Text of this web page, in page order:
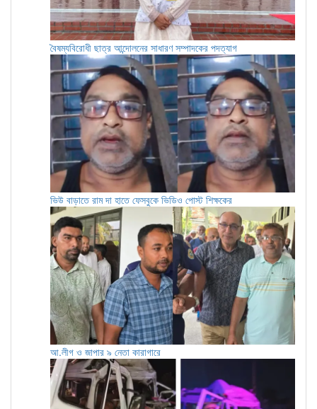
বৈষম্যবিরোধী ছাত্র আন্দোলনের সাধারণ সম্পাদকের পদত্যাগ
ভিউ বাড়াতে রাম দা হাতে ফেসবুকে ভিডিও পোস্ট শিক্ষকের
আ.লীগ ও জাপার ৯ নেতা কারাগারে